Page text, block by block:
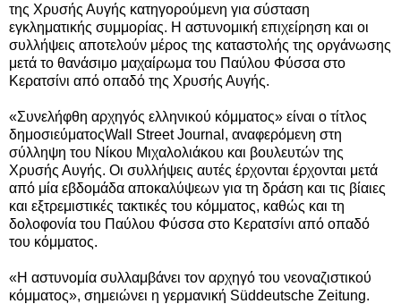
της Χρυσής Αυγής κατηγορούμενη για σύσταση
εγκληματικής συμμορίας. Η αστυνομική επιχείρηση και οι
συλλήψεις αποτελούν μέρος της καταστολής της οργάνωσης
μετά το θανάσιμο μαχαίρωμα του Παύλου Φύσσα στο
Κερατσίνι από οπαδό της Χρυσής Αυγής.
«Συνελήφθη αρχηγός ελληνικού κόμματος» είναι ο τίτλος
δημοσιεύματοςWall Street Journal, αναφερόμενη στη
σύλληψη του Νίκου Μιχαλολιάκου και βουλευτών της
Χρυσής Αυγής. Οι συλλήψεις αυτές έρχονται έρχονται μετά
από μία εβδομάδα αποκαλύψεων για τη δράση και τις βίαιες
και εξτρεμιστικές τακτικές του κόμματος, καθώς και τη
δολοφονία του Παύλου Φύσσα στο Κερατσίνι από οπαδό
του κόμματος.
«Η αστυνομία συλλαμβάνει τον αρχηγό του νεοναζιστικού
κόμματος», σημειώνει η γερμανική Süddeutsche Zeitung.